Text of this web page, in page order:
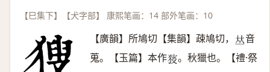
【巳集下】【犬字部】 康熙笔画：14 部外笔画：10
【廣韻】所鳩切【集韻】疎鳩切， 𠀤音
蒐。【玉篇】本作𤟫 。秋獵也。【禮·祭